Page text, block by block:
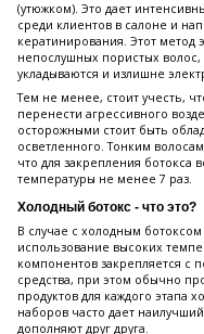
(утюжком). Это дает
среди клиентов в салоне и
кератинирования. Этот
непослушных пористых
укладываются и излишне
Тем не менее, стоит учесть,
перенести агрессивного
осторожными стоит быть
осветленного. Тонким
что для закрепления ботокса
температуры не менее 7 раз.
Холодный ботокс - что это?
В случае с холодным
использование высоких
компонентов закрепляется
средства, при этом обычно
продуктов для каждого этапа
наборов часто дает
дополняют друг друга.